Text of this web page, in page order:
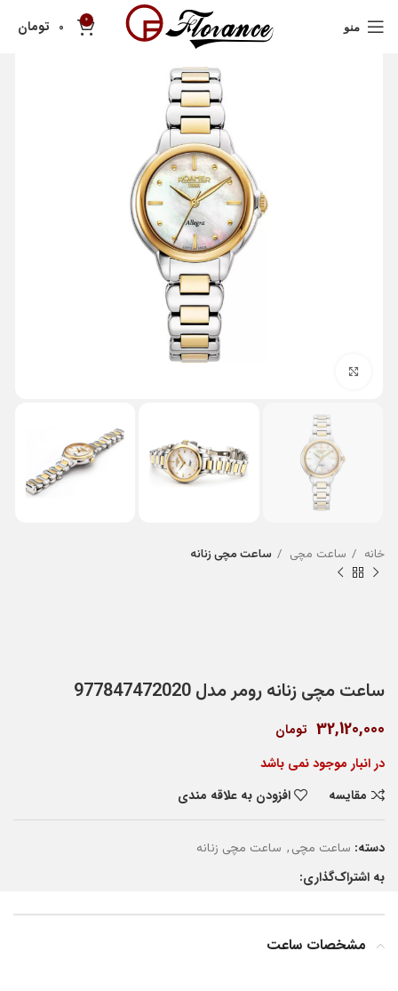
منو 0
0 تومان
خانه ساعت مچی ساعت مچی زنانه
ساعت مچی زنانه رومر مدل 977847472020
32,120,000 تومان
در انبار موجود نمی باشد
مقایسه
افزودن به علاقه مندی
دسته: ساعت مچی, ساعت مچی زنانه
به اشتراک‌گذاری:
مشخصات ساعت